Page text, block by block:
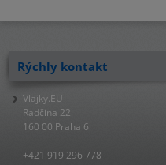
Rýchly kontakt
Vlajky.EU
Radčina 22
160 00 Praha 6
+421 919 296 778